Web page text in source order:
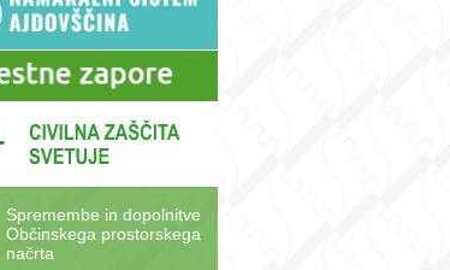
Spremembe in dopolnitve
Občinskega prostorskega
načrta